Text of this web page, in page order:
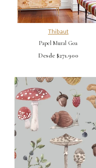
Thibaut
Papel Mural Goa
Desde $271.900